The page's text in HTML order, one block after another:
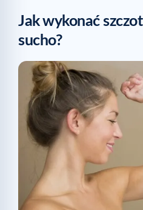
Jak wykonać
sucho?